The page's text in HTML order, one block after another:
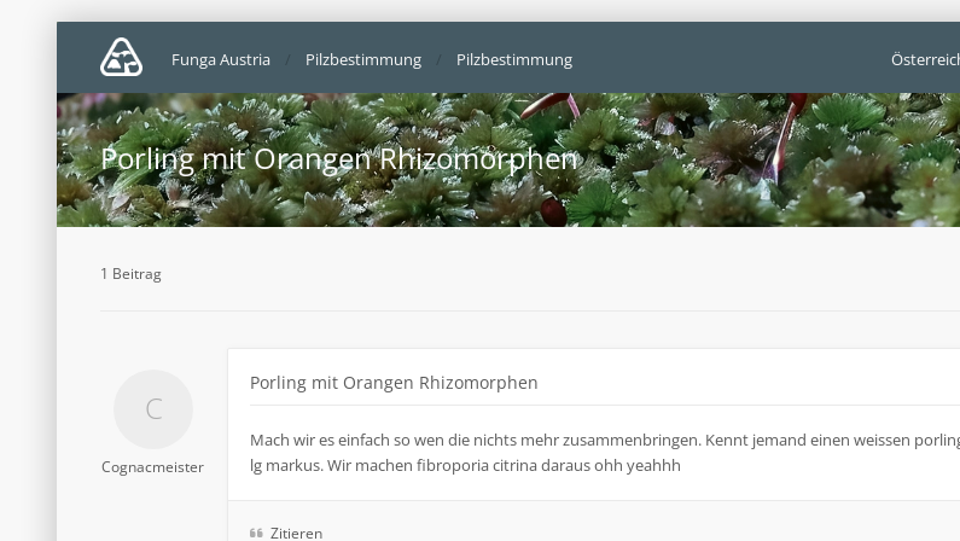
Funga Austria Pilzbestimmung Pilzbestimmung
Porling mit Orangen Rhizomorphen
1 Beitrag
Cognacmeister
Porling mit Orangen Rhizomorphen
Mach wir es einfach so wen die nichts mehr zusammenbringen. Kennt jemand einen weissen
lg markus. Wir machen fibroporia citrina daraus ohh yeahhh
Zitieren